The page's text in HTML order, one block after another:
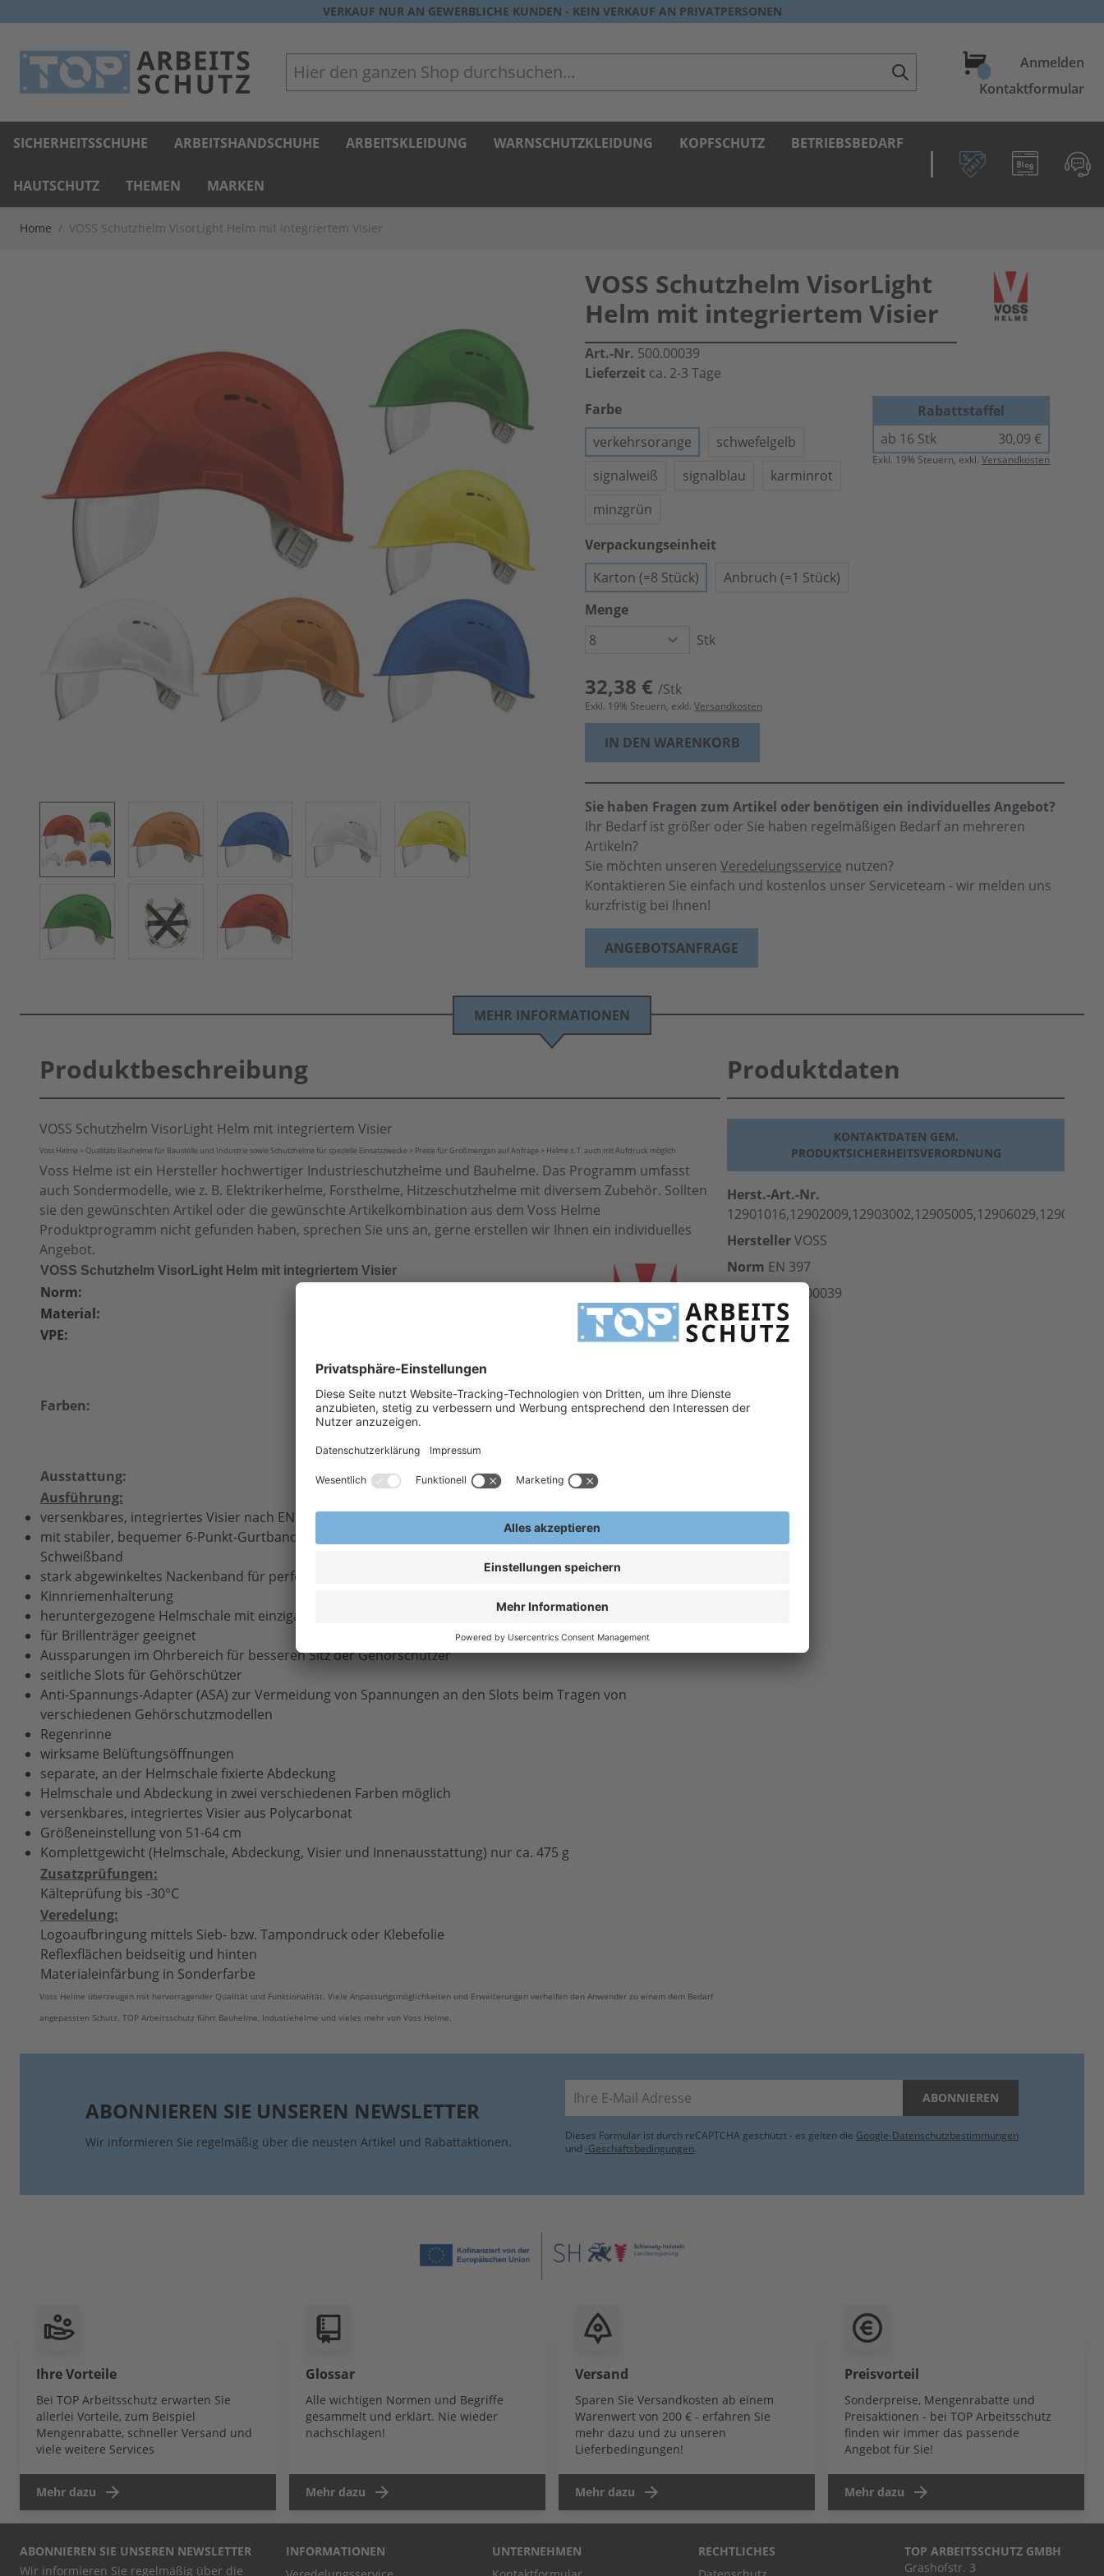
VERKAUF NUR AN GEWERBLICHE KUNDEN - KEIN VERKAUF AN PRIVATPERSONEN
Hier den ganzen Shop durchsuchen... WarenkorbAnmelden
Kontaktformular
SICHERHEITSSCHUHE ARBEITSHANDSCHUHE ARBEITSKLEIDUNG WARNSCHUTZKLEIDUNG KOPFSCHUTZ BETRIEBSBEDARF
HAUTSCHUTZ THEMEN MARKEN
Home / VOSS Schutzhelm VisorLight Helm mit integriertem Visier
VOSS Schutzhelm VisorLight
Helm mit integriertem Visier
Art.-Nr. 500.00039
Lieferzeit ca. 2-3 Tage
Farbe
verkehrsorange
schwefelgelb
signalweiß
signalblau
karminrot
minzgrün
Verpackungseinheit
Karton (=8 Stück)
Anbruch (=1 Stück)
Menge
Stk
32,38 € /Stk
Exkl. 19% Steuern, exkl. Versandkosten
Rabattstaffel
ab 16 Stk
30,09 €
Exkl. 19% Steuern, exkl.Versandkosten
IN DEN WARENKORB
Sie haben Fragen zum Artikel oder benötigen ein individuelles Angebot?
Ihr Bedarf ist größer oder Sie haben regelmäßigen Bedarf an mehreren
Artikeln?
Sie möchten unseren Veredelungsservice nutzen?
Kontaktieren Sie einfach und kostenlos unser Serviceteam - wir melden uns
kurzfristig bei Ihnen!
ANGEBOTSANFRAGE
MEHR INFORMATIONEN
Produktbeschreibung
VOSS Schutzhelm VisorLight Helm mit integriertem Visier
Voss Helme > Qualitäts Bauhelme für Baustelle und Industrie sowie Schutzhelme für spezielle Einsatzzwecke > Preise für Großmengen auf Anfrage > Helme z. T. auch mit Aufdruck möglich
Voss Helme ist ein Hersteller hochwertiger Industrieschutzhelme und Bauhelme. Das Programm umfasst
auch Sondermodelle, wie z. B. Elektrikerhelme, Forsthelme, Hitzeschutzhelme mit diversem Zubehör. Sollten
sie den gewünschten Artikel oder die gewünschte Artikelkombination aus dem Voss Helme
Produktprogramm nicht gefunden haben, sprechen Sie uns an, gerne erstellen wir Ihnen ein individuelles
Angebot.
VOSS Schutzhelm VisorLight Helm mit integriertem Visier
Norm:
Material:
VPE:
Farben:
signalblau
schwefelgelb
signalweiß
verkehrsorange
Ausstattung:
6-Punkt
Ausführung:
versenkbares, integriertes Visier nach EN 16
mit stabiler, bequemer 6-Punkt-Gurtband-Innenausstattung und hochsaugfähigem, umlaufendem
Schweißband
stark abgewinkeltes Nackenband für perfekten Sitz
Kinnriemenhalterung
heruntergezogene Helmschale mit einzigartigem Konzept und neuartigem Design
für Brillenträger geeignet
Aussparungen im Ohrbereich für besseren Sitz der Gehörschützer
seitliche Slots für Gehörschützer
Anti-Spannungs-Adapter (ASA) zur Vermeidung von Spannungen an den Slots beim Tragen von
verschiedenen Gehörschutzmodellen
Regenrinne
wirksame Belüftungsöffnungen
separate, an der Helmschale fixierte Abdeckung
Helmschale und Abdeckung in zwei verschiedenen Farben möglich
versenkbares, integriertes Visier aus Polycarbonat
Größeneinstellung von 51-64 cm
Komplettgewicht (Helmschale, Abdeckung, Visier und Innenausstattung) nur ca. 475 g
Zusatzprüfungen:
Kälteprüfung bis -30°C
Veredelung:
Logoaufbringung mittels Sieb- bzw. Tampondruck oder Klebefolie
Reflexflächen beidseitig und hinten
Materialeinfärbung in Sonderfarbe
Voss Helme überzeugen mit hervorragender Qualität und Funktionalität. Viele Anpassungsmöglichkeiten und Erweiterungen verhelfen den Anwender zu einem dem Bedarf
angepassten Schutz. TOP Arbeitsschutz führt Bauhelme, Industiehelme und vieles mehr von Voss Helme.
Produktdaten
KONTAKTDATEN GEM.
PRODUKTSICHERHEITSVERORDNUNG
Herst.-Art.-Nr.
12901016,12902009,12903002,12905005,12906029,12909003
HerstellerVOSS
Norm EN 397
500.00039
Einheit Stk
ABONNIEREN SIE UNSEREN NEWSLETTER
Wir informieren Sie regelmäßig über die neusten Artikel und Rabattaktionen.
E-Mail ABONNIEREN
Dieses Formular ist durch reCAPTCHA geschützt - es gelten die Google-Datenschutzbestimmungen
und -Geschäftsbedingungen.
Ihre Vorteile
Bei TOP Arbeitsschutz erwarten Sie
allerlei Vorteile, zum Beispiel
Mengenrabatte, schneller Versand und
viele weitere Services
Mehr dazu
Glossar
Alle wichtigen Normen und Begriffe
gesammelt und erklärt. Nie wieder
nachschlagen!
Mehr dazu
Versand
Sparen Sie Versandkosten ab einem
Warenwert von 200 € - erfahren Sie
mehr dazu und zu unseren
Lieferbedingungen!
Mehr dazu
Preisvorteil
Sonderpreise, Mengenrabatte und
Preisaktionen - bei TOP Arbeitsschutz
finden wir immer das passende
Angebot für Sie!
Mehr dazu
ABONNIEREN SIE UNSEREN NEWSLETTER
Wir informieren Sie regelmäßig über die
INFORMATIONEN
UNTERNEHMEN
RECHTLICHES
TOP ARBEITSSCHUTZ GMBH
Grashofstr. 3